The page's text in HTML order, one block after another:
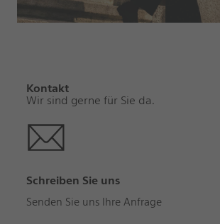
Kontakt
Wir sind gerne für Sie da.
Schreiben Sie uns
Senden Sie uns Ihre Anfrage